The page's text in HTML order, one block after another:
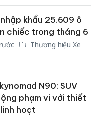
khẩu 25.609 ô
chiếc trong tháng 6
Thương hiệu Xe
N90: SUV
phạm vi với thiết
hoạt